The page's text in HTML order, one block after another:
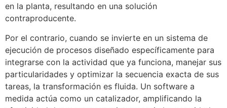
en la planta, resultando en una solución
contraproducente.
Por el contrario, cuando se invierte en un sistema de
ejecución de procesos diseñado específicamente para
integrarse con la actividad que ya funciona, manejar sus
particularidades y optimizar la secuencia exacta de sus
tareas, la transformación es fluida. Un software a
medida actúa como un catalizador, amplificando la